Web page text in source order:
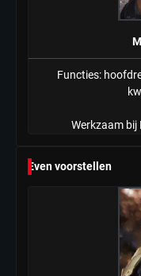
Functies:
Werkzaam
Even voorstellen